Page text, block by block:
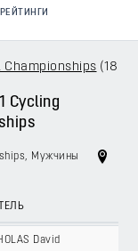
РЕЙТИНГИ
(18
Cycling
, Мужчины
David